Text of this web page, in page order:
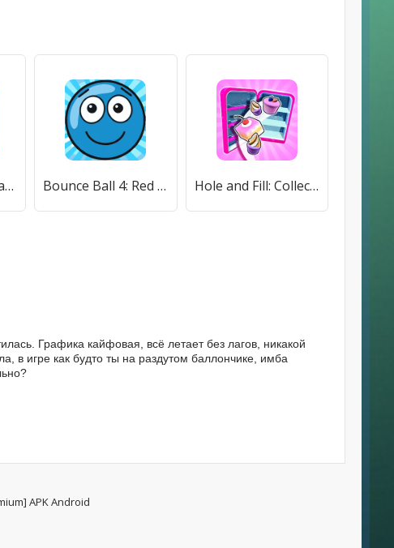
Bounce Merge (Баунс Мерж) [МОД Все открыто] APK Android Bounce Ball 4: Red Season 4 (Рэд Баунс Болл 4) [МОД Меню] APK Android Hole and Fill: Collect Master! (Хол и Филл) [МОД Много денег] APK Android
Графика кайфовая, всё летает без лагов, никакой
в игре как будто ты на раздутом баллончике, имба
APK Android